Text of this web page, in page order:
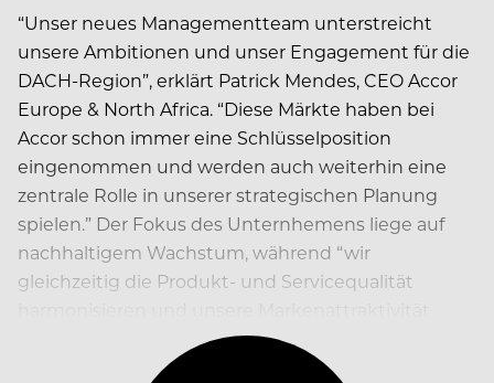
“Unser neues Managementteam unterstreicht
unsere Ambitionen und unser Engagement für die
DACH-Region”, erklärt Patrick Mendes, CEO Accor
Europe & North Africa. “Diese Märkte haben bei
Accor schon immer eine Schlüsselposition
eingenommen und werden auch weiterhin eine
zentrale Rolle in unserer strategischen Planung
spielen.” Der Fokus des Unternhemens liege auf
nachhaltigem Wachstum, während “wir
gleichzeitig die Produkt- und Servicequalität